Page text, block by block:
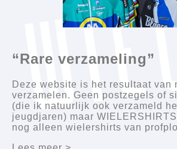
“Rare verzameling”
Deze website is het resultaat van
verzamelen. Geen postzegels of
(die ik natuurlijk ook verzameld
jeugdjaren) maar
nog alleen wielershirts van